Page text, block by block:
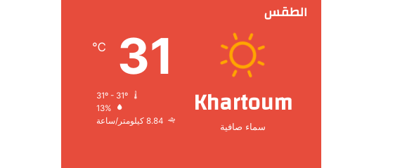
الطقس
Khartoum
سماء صافية
31
℃
13%
8.84 كيلومتر/ساعة